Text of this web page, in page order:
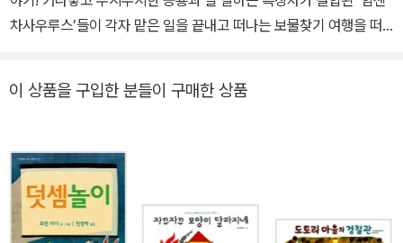
차사우루스’들이 각자 맡은 일을 끝내고 떠나는 보물찾기 여행을 떠
자석차사우루스 등 12개의 힘센차사우루스들은 힘을 모아 장애물도
차사우루스>의 후속작으로, 전작에 비해 스토리가 좀 더 풍성하고 힘
센차사우루스의 완벽한 팀워크를 감상할 수 있는 이야기입니다. 어떤
어려운 상황이 닥치더라도 용기 있게 각자가 가진 능력을 최대한 발
휘하여 함께 극복해 나가는 힘센차사우루스들의 모습을 통해 팀워크
이 상품을 구입한 분들이 구매한 상품